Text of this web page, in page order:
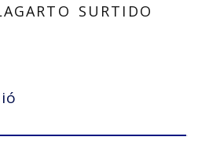
SURTIDO